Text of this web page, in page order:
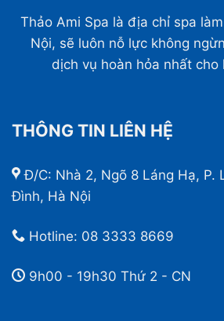
Thảo Ami Spa là địa chỉ spa
Nội, sẽ luôn nỗ lực không
dịch vụ hoàn hỏa nhất cho
THÔNG TIN LIÊN HỆ
Đ/C: Nhà 2, Ngõ 8 Láng Hạ, P.
Đình, Hà Nội
Hotline: 08 3333 8669
9h00 - 19h30 Thứ 2 - CN